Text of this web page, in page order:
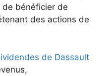
de bénéficier de
des actions de
de Dassault